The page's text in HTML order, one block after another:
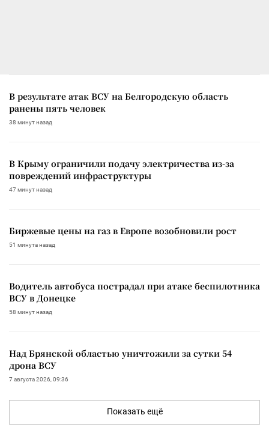
В результате атак ВСУ на Белгородскую область
ранены пять человек
38 минут назад
В Крыму ограничили подачу электричества из-за
повреждений инфраструктуры
47 минут назад
Биржевые цены на газ в Европе возобновили рост
51 минута назад
Водитель автобуса пострадал при атаке беспилотника
ВСУ в Донецке
58 минут назад
Над Брянской областью уничтожили за сутки 54
дрона ВСУ
7 августа 2026, 09:36
Показать ещё